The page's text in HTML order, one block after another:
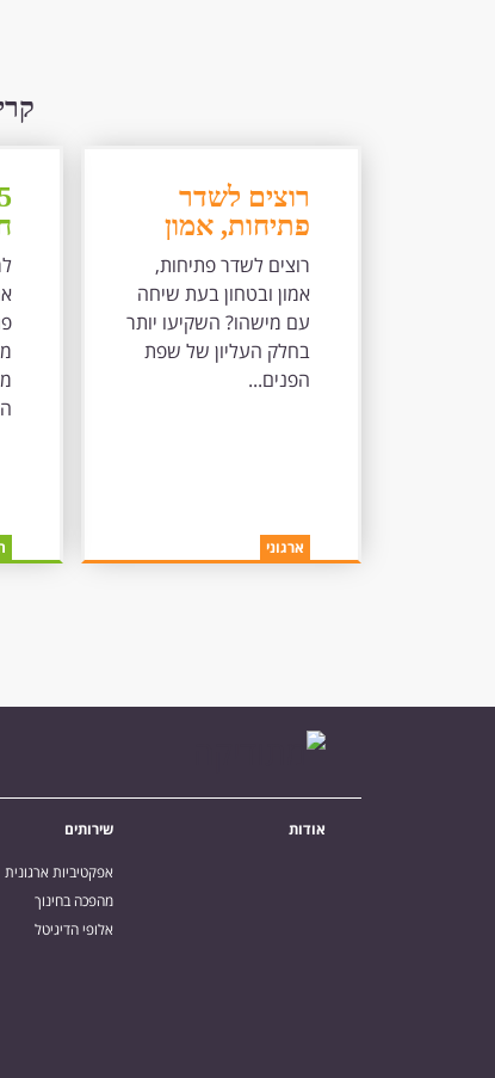
רוצים לשדר
פתיחות, אמון
ובטחון בעת
שיחה עם
מישהו? השקיעו
יותר בחלק העליון
של שפת הפנים
שלכם, כדי לבטא
רוצים לשדר פתיחות,
אמון ובטחון בעת שיחה
עם מישהו? השקיעו יותר
בחלק העליון של שפת
הפנים...
ארגוני
אודות שירותים
אפקטיביות ארגונית
מהפכה בחינוך
אלופי הדיגיטל